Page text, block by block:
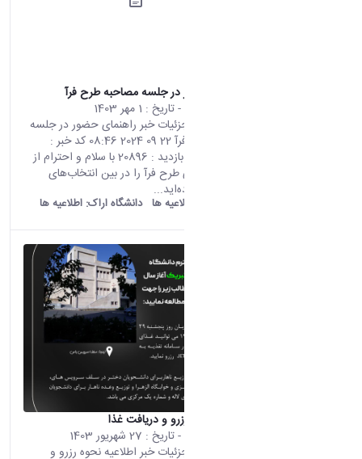
راهنمای حضور در جلسه مصاحبه طرح فرآ
- تاریخ : 1 مهر 1403
صفحه اصلی جزئیات خبر راهنمای حضور در جلسه
مصاحبه طرح فرآ 22 09 2024 08:46 کد خبر :
669910 تعداد بازدید : 20896 با سلام و احترام از
اینکه رشته‌های طرح فرآ را در بین انتخاب‌های
خودتان قرارداده‌اید...
اطلاعیه ها دانشگاه اراک: اطلاعیه ها
اطلاعیه نحوه رزرو و دریافت غذا
- تاریخ : 27 شهریور 1403
صفحه اصلی جزئیات خبر اطلاعیه نحوه رزرو و